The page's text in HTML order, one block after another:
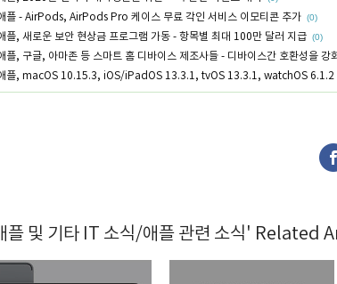
플 - AirPods, AirPods Pro 케이스 무료 각인 서비스 이모티콘 추가 (0)
플, 새로운 보안 현상금 프로그램 가동 - 항목별 최대 100만 달러 지급 (0)
플, 구글, 아마존 등 스마트 홈 디바이스 제조사들 - 디바이스간 호환성을
플, macOS 10.15.3, iOS/iPadOS 13.3.1, tvOS 13.3.1, watchOS 6.1.2
플 및 기타 IT 소식/애플 관련 소식' Related